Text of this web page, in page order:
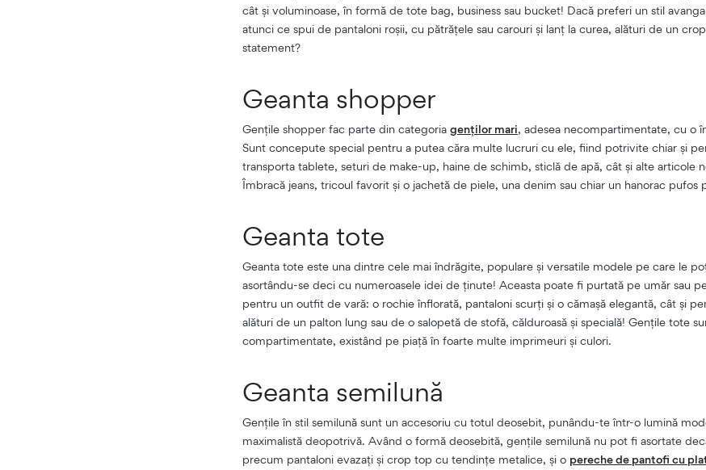
cât și voluminoase, în formă de tote bag, business sau bucket! Dacă preferi un stil
atunci ce spui de pantaloni roșii, cu pătrățele sau carouri și lanț la curea, alături de un
statement?
Geanta shopper
Gențile shopper fac parte din categoria genților mari, adesea necompartimentate, cu o
Sunt concepute special pentru a putea căra multe lucruri cu ele, fiind potrivite chiar și
transporta tablete, seturi de make-up, haine de schimb, sticlă de apă, cât și alte articole
Îmbracă jeans, tricoul favorit și o jachetă de piele, una denim sau chiar un hanorac pufos
Geanta tote
Geanta tote este una dintre cele mai îndrăgite, populare și versatile modele pe care le
asortându-se deci cu numeroasele idei de ținute! Aceasta poate fi purtată pe umăr sau
pentru un outfit de vară: o rochie înflorată, pantaloni scurți și o cămașă elegantă, cât și
alături de un palton lung sau de o salopetă de stofă, călduroasă și specială! Gențile tote
compartimentate, existând pe piață în foarte multe imprimeuri și culori.
Geanta semilună
Gențile în stil semilună sunt un accesoriu cu totul deosebit, punându-te într-o lumină
maximalistă deopotrivă. Având o formă deosebită, gențile semilună nu pot fi asortate
precum pantaloni evazați și crop top cu tendințe metalice, și o pereche de pantofi cu